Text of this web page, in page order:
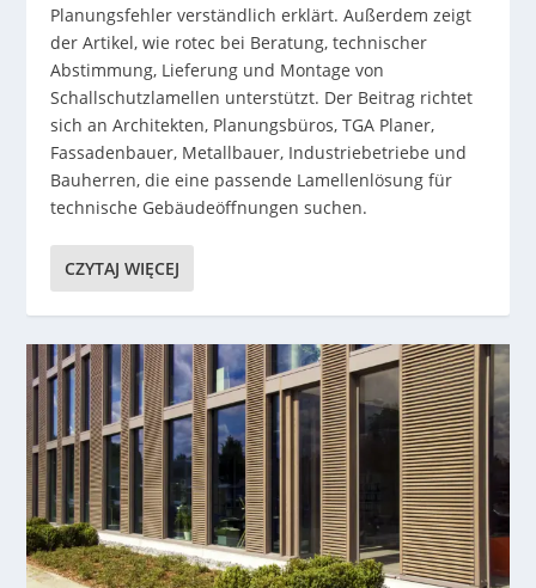
Planungsfehler verständlich erklärt. Außerdem zeigt
der Artikel, wie rotec bei Beratung, technischer
Abstimmung, Lieferung und Montage von
Schallschutzlamellen unterstützt. Der Beitrag richtet
sich an Architekten, Planungsbüros, TGA Planer,
Fassadenbauer, Metallbauer, Industriebetriebe und
Bauherren, die eine passende Lamellenlösung für
technische Gebäudeöffnungen suchen.
CZYTAJ WIĘCEJ